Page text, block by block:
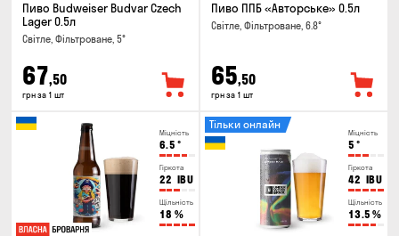
Пиво Budweiser Budvar Czech
Lager 0.5л
Світле, Фільтроване, 5°
67,50
грн за 1 шт
Пиво ППБ «Авторське» 0.5л
Світле, Фільтроване, 6.8°
65,50
грн за 1 шт
Міцність
6.5 °
Гіркота
22 IBU
Щільність
18 %
Міцність
5 °
Гіркота
42 IBU
Щільність
13.5 %
Тільки онлайн